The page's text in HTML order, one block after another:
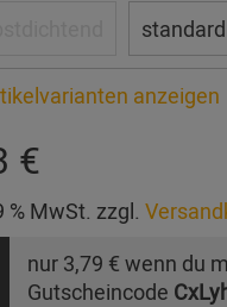
standard
anzeigen
€
% MwSt. zzgl.
nur 3,79 € wenn du
Gutscheincode